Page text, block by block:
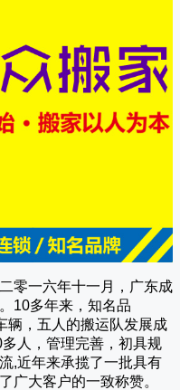
零一六年十一月，广东成
10多年来，知名品
辆，五人的搬运队发展成
人，管理完善，初具规
,近年来承揽了一批具有
广大客户的一致称赞。